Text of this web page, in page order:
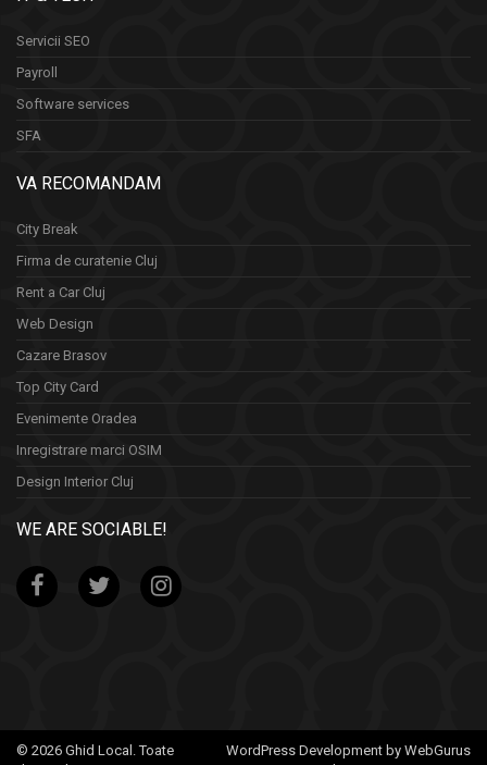
Servicii SEO
Payroll
Software services
SFA
VA RECOMANDAM
City Break
Firma de curatenie Cluj
Rent a Car Cluj
Web Design
Cazare Brasov
Top City Card
Evenimente Oradea
Inregistrare marci OSIM
Design Interior Cluj
WE ARE SOCIABLE!
WordPress Development by WebGurus
© 2026 Ghid Local. Toate